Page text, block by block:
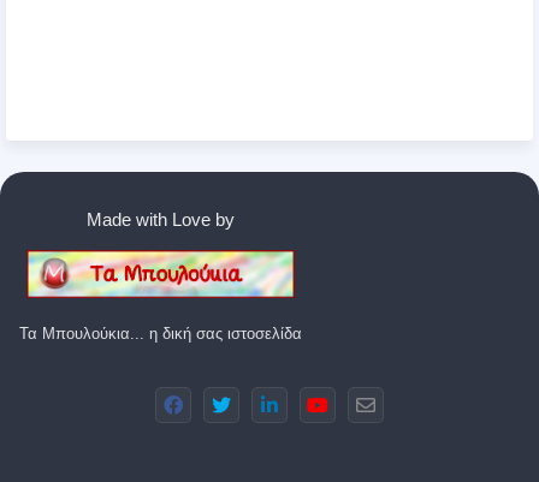
Made with Love by
Τα Μπουλούκια... η δική σας ιστοσελίδα